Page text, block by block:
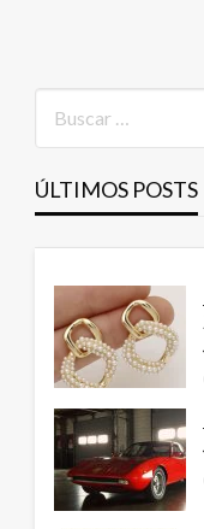
ÚLTIMOS POSTS